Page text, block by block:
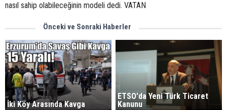
nasıl sahip olabileceğinin modeli dedi. VATAN
Önceki ve Sonraki Haberler
İki Köy Arasında Kavga
ETSO'da Yeni Türk Ticaret
Kanunu